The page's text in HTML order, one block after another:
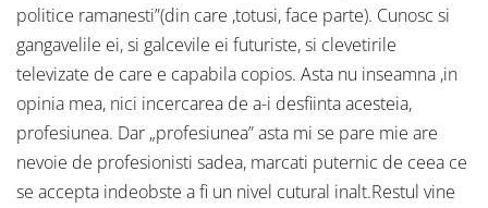
politice ramanesti”(din care ,totusi, face parte). Cunosc si
gangavelile ei, si galcevile ei futuriste, si clevetirile
televizate de care e capabila copios. Asta nu inseamna ,in
opinia mea, nici incercarea de a-i desfiinta acesteia,
profesiunea. Dar „profesiunea” asta mi se pare mie are
nevoie de profesionisti sadea, marcati puternic de ceea ce
se accepta indeobste a fi un nivel cutural inalt.Restul vine